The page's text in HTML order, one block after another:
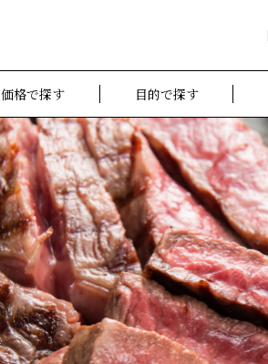
価格で探す 目的で探す